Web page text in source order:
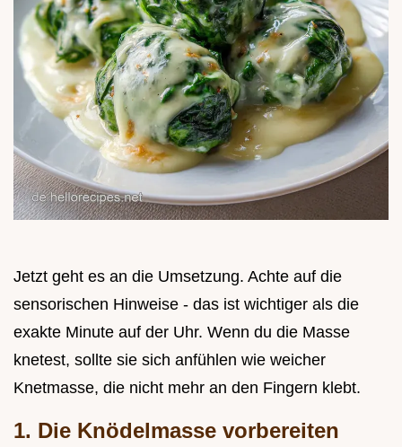
Jetzt geht es an die Umsetzung. Achte auf die
sensorischen Hinweise - das ist wichtiger als die
exakte Minute auf der Uhr. Wenn du die Masse
knetest, sollte sie sich anfühlen wie weicher
Knetmasse, die nicht mehr an den Fingern klebt.
1. Die Knödelmasse vorbereiten